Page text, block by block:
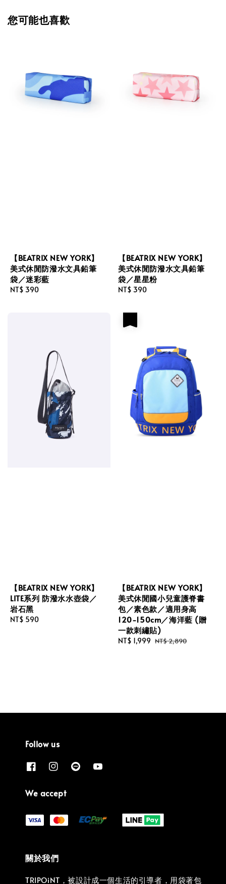
您可能也喜歡
【BEATRIX NEW YORK】
美式休閒防潑水文具鉛筆
袋／迷彩藍
Regular
NT$ 390
【BEATRIX NEW YORK】
美式休閒防潑水文具鉛筆
袋／星星粉
Regular
NT$ 390
【BEATRIX NEW YORK】
LITE系列 防潑水水壺袋／
岩石黑
Regular
NT$ 590
【BEATRIX NEW YORK】
美式休閒國小兒童護脊書
包／素色款／適用身高
120-150cm／海洋藍 (贈
一款刺繡貼)
Sale
NT$ 1,999 Regular
NT$ 2,890
Follow us
We accept
關於我們
TRIPOiNT，被設計成一個生活的引導者，用袋著包